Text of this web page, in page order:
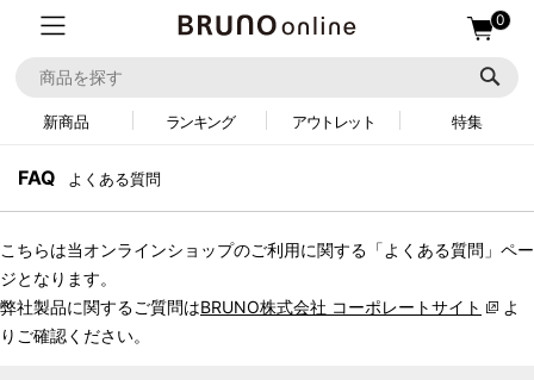
0
新商品 ランキング アウトレット 特集
FAQ よくある質問
こちらは当オンラインショップのご利用に関する「よくある質問」ペー
ジとなります。
弊社製品に関するご質問はBRUNO株式会社 コーポレートサイト
よ
りご確認ください。